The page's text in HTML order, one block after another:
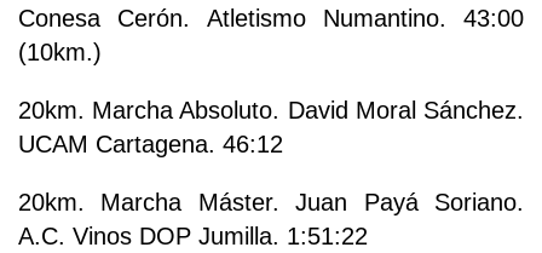
Conesa Cerón. Atletismo Numantino. 43:00
(10km.)
20km. Marcha Absoluto. David Moral Sánchez.
UCAM Cartagena. 46:12
20km. Marcha Máster. Juan Payá Soriano.
A.C. Vinos DOP Jumilla. 1:51:22